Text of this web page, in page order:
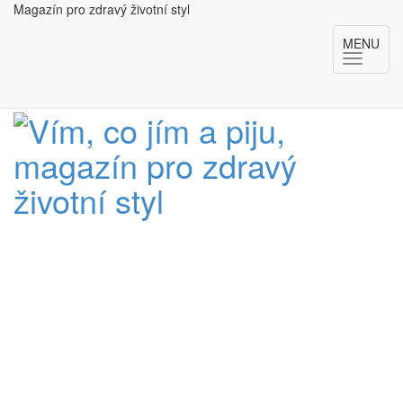
Magazín pro zdravý životní styl
MENU